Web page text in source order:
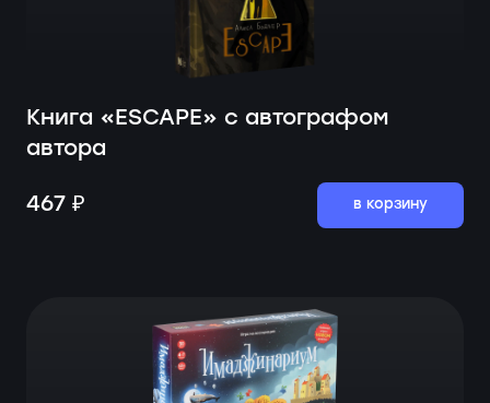
Книга «ESCAPE» с автографом
автора
467 ₽
в корзину